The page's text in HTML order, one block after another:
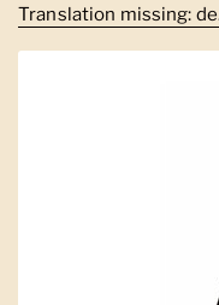
Translation missing: